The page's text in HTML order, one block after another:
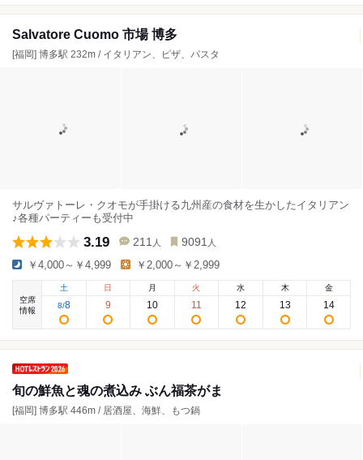
Salvatore Cuomo 市場 博多
[福岡] 博多駅 232m / イタリアン、ピザ、パスタ
サルヴァトーレ・クオモが手掛ける九州産の食材を生かしたイタリアン
♪各種パーティーも受付中
3.19 211 人 9091 人
￥4,000～￥4,999 ￥2,000～￥2,999
空席
情報
土
8/8
日
9
月
10
火
11
水
12
木
13
金
14
旬の鮮魚と魂の煮込み ぶん福茶がま
[福岡] 博多駅 446m / 居酒屋、海鮮、もつ鍋